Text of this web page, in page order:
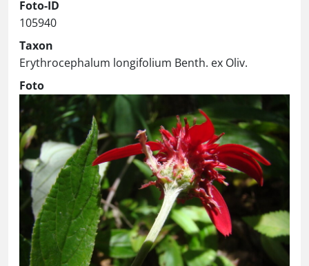
Foto-ID
105940
Taxon
Erythrocephalum longifolium Benth. ex Oliv.
Foto